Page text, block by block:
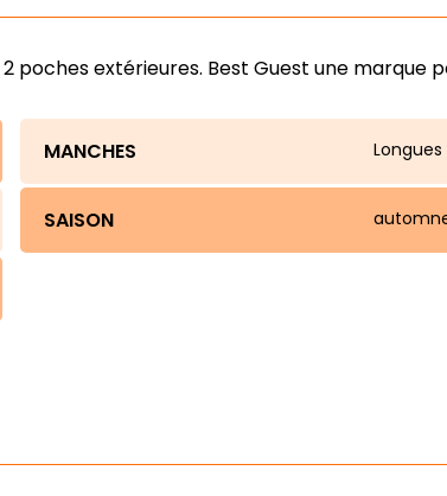
extérieures. Best Guest une marque
MANCHES Longues
SAISON